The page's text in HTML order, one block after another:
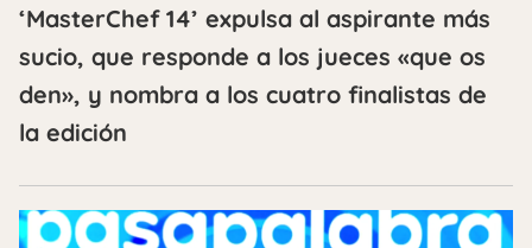
‘MasterChef 14’ expulsa al aspirante más
sucio, que responde a los jueces «que os
den», y nombra a los cuatro finalistas de
la edición